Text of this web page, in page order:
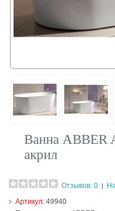
Ванна ABBER
акрил
Отзывов: 0
Артикул:49940